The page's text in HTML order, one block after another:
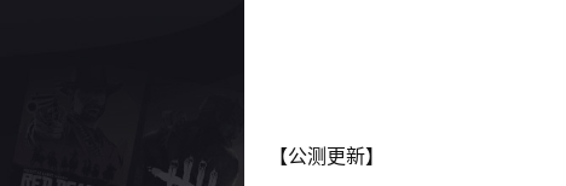
【公测更新】